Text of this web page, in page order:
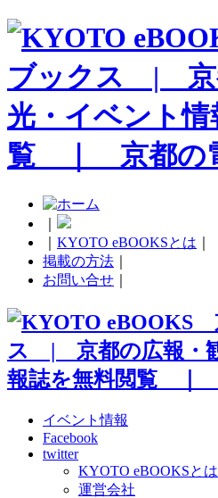
KYOTO eBOOKSとは
掲載の方法
お問い合せ
イベント情報
Facebook
twitter
KYOTO eBOOKSとは
運営会社